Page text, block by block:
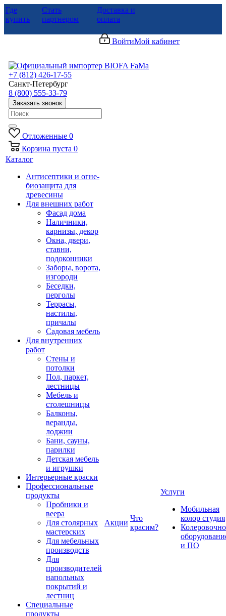
Где
купить
Стать
партнером
Доставка и
оплата
ВойтиМой кабинет
+7 (812) 426-17-55
Санкт-Петербург
8 (800) 555-33-79
Заказать звонок
Отложенные 0
Корзина пуста 0
Каталог
Антисептики и огне-
биозащита для
древесины
Для внешних работ
Фасад дома
Наличники,
карнизы, декор
Окна, двери,
ставни,
подоконники
Заборы, ворота,
изгороди
Беседки,
перголы
Террасы,
настилы,
причалы
Садовая мебель
Для внутренних
работ
Стены и
потолки
Пол, паркет,
лестницы
Мебель и
столешницы
Балконы,
веранды,
лоджии
Бани, сауны,
парилки
Детская мебель
и игрушки
Интерьерные краски
Профессиональные
продукты
Пробники и
веера
Для столярных
мастерских
Для мебельных
производств
Для
производителей
напольных
покрытий и
лестниц
Специальные
продукты
Акции
Что
красим?
Услуги
Мобильная
колор студия
и ПО